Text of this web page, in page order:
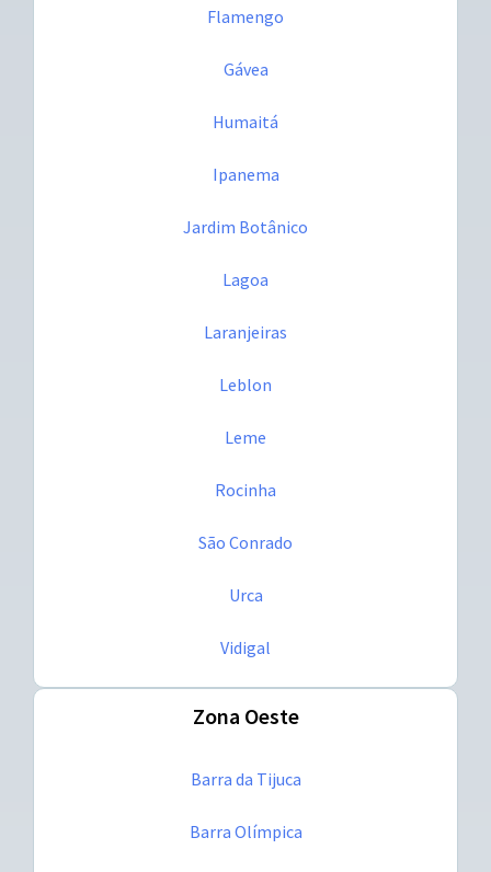
Flamengo
Gávea
Humaitá
Ipanema
Jardim Botânico
Lagoa
Laranjeiras
Leblon
Leme
Rocinha
São Conrado
Urca
Vidigal
Zona Oeste
Barra da Tijuca
Barra Olímpica